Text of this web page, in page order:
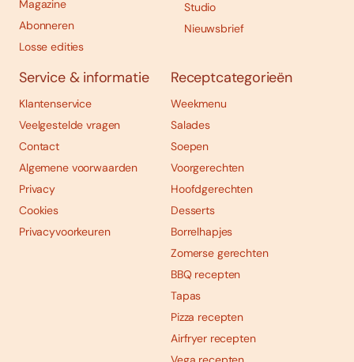
Magazine
Abonneren
Losse edities
Studio
Nieuwsbrief
Service & informatie
Klantenservice
Veelgestelde vragen
Contact
Algemene voorwaarden
Privacy
Cookies
Privacyvoorkeuren
Receptcategorieën
Weekmenu
Salades
Soepen
Voorgerechten
Hoofdgerechten
Desserts
Borrelhapjes
Zomerse gerechten
BBQ recepten
Tapas
Pizza recepten
Airfryer recepten